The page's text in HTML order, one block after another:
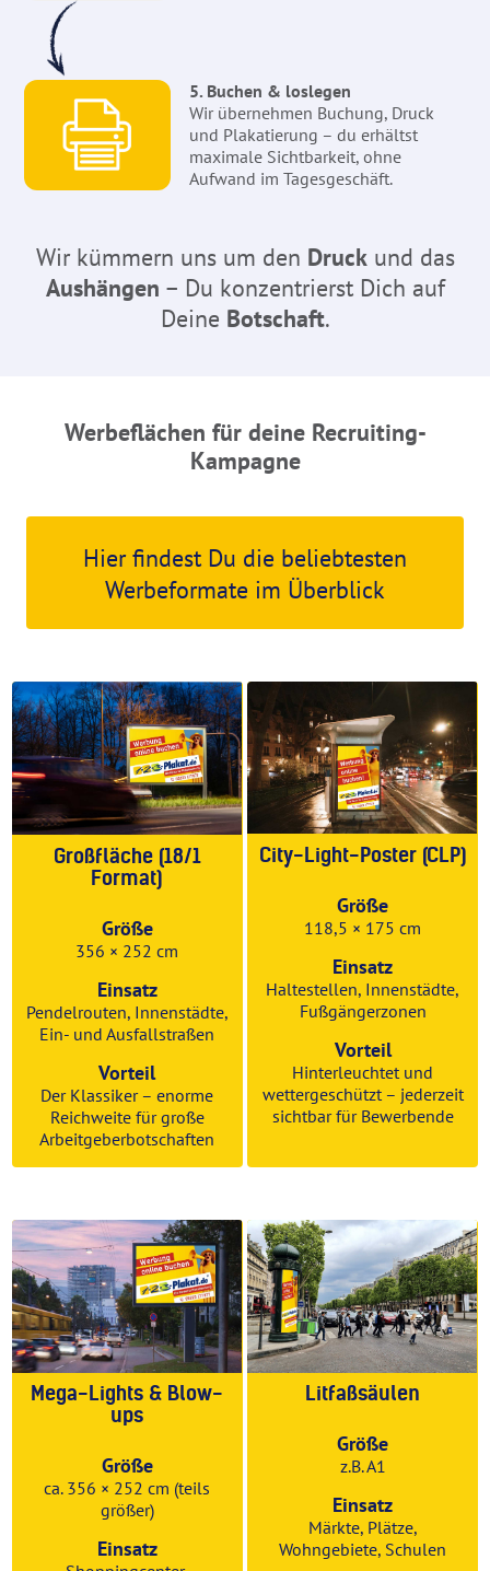
5. Buchen & loslegen
Wir übernehmen Buchung, Druck
und Plakatierung – du erhältst
maximale Sichtbarkeit, ohne
Aufwand im Tagesgeschäft.
Wir kümmern uns um den Druckund das
Aushängen – Du konzentrierst Dich auf
Deine Botschaft.
Werbeflächen für deine Recruiting-
Kampagne
Hier findest Du die beliebtesten
Werbeformate im Überblick
Großfläche (18/1
Format)
Größe
356 × 252 cm
Einsatz
Pendelrouten, Innenstädte,
Ein- und Ausfallstraßen
Vorteil
Der Klassiker – enorme
Reichweite für große
Arbeitgeberbotschaften
City-Light-Poster (CLP)
Größe
118,5 × 175 cm
Einsatz
Haltestellen, Innenstädte,
Fußgängerzonen
Vorteil
Hinterleuchtet und
wettergeschützt – jederzeit
sichtbar für Bewerbende
Mega-Lights & Blow-
ups
Größe
ca. 356 × 252 cm (teils
größer)
Einsatz
Litfaßsäulen
Größe
z.B. A1
Einsatz
Märkte, Plätze,
Wohngebiete, Schulen